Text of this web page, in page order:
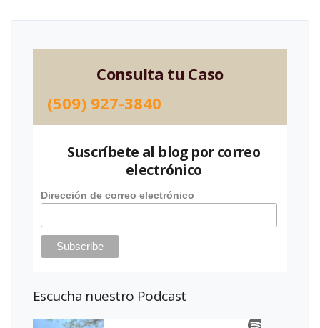
Consulta tu Caso
(509) 927-3840
Suscríbete al blog por correo
electrónico
Dirección de correo electrónico
Escucha nuestro Podcast